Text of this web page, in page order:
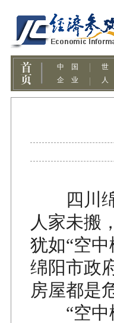
四川绵
人家未搬
犹如“空
绵阳市政
房屋都是
“空中楼